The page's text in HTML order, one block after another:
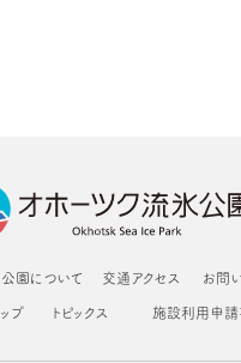
公園について 交通アクセス お問
プ トピックス 施設利用申請